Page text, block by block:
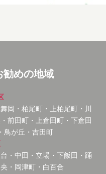
勧めの地域
岡・柏尾町・上柏尾町・川
前田町・上倉田町・下倉田
鳥が丘・吉田町
・中田・立場・下飯田・踊
・岡津町・白百合